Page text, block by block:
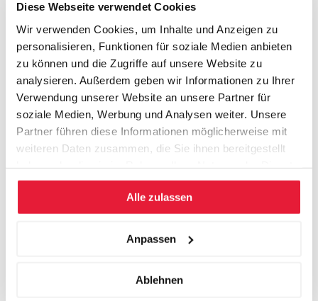
Diese Webseite verwendet Cookies
Wir verwenden Cookies, um Inhalte und Anzeigen zu
personalisieren, Funktionen für soziale Medien anbieten
zu können und die Zugriffe auf unsere Website zu
analysieren. Außerdem geben wir Informationen zu Ihrer
Verwendung unserer Website an unsere Partner für
soziale Medien, Werbung und Analysen weiter. Unsere
Partner führen diese Informationen möglicherweise mit
weiteren Daten zusammen, die Sie ihnen bereitgestellt
gesammelt haben.
Alle zulassen
Anpassen
Ablehnen
Marcus Disselkamp